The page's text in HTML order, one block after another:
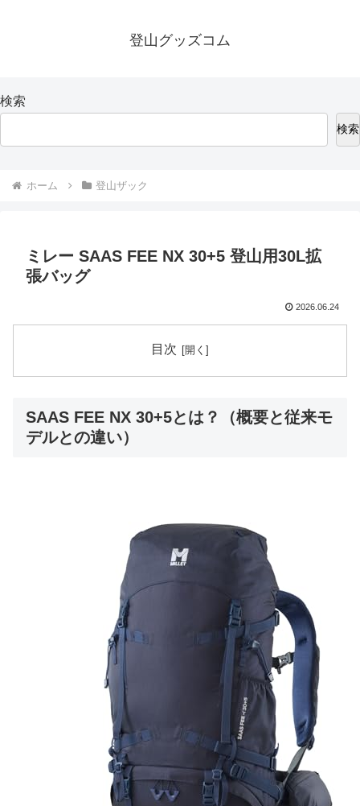
登山グッズコム
検索
検索
ホーム 登山ザック
ミレー SAAS FEE NX 30+5 登山用30L拡
張バッグ
2026.06.24
目次
SAAS FEE NX 30+5とは？（概要と従来モ
デルとの違い）